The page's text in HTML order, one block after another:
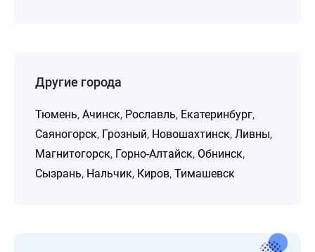
Другие города
Тюмень, Ачинск, Рославль, Екатеринбург,
Саяногорск, Грозный, Новошахтинск, Ливны,
Магнитогорск, Горно-Алтайск, Обнинск,
Сызрань, Нальчик, Киров, Тимашевск